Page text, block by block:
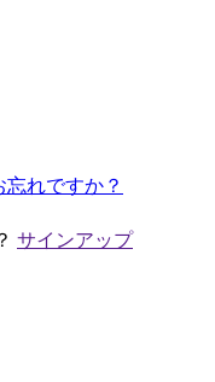
れですか？
サインアップ